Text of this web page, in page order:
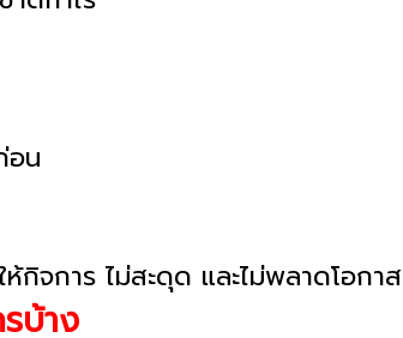
อน
จการ ไม่สะดุด และไม่พลาดโอกาส
บ้าง